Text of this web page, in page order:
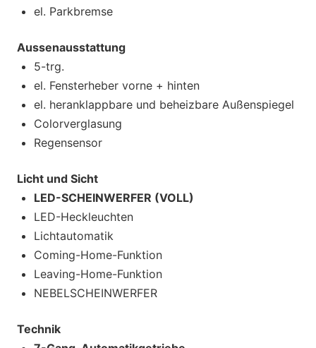
el. Parkbremse
Aussenausstattung
5-trg.
el. Fensterheber vorne + hinten
el. heranklappbare und beheizbare Außenspiegel
Colorverglasung
Regensensor
Licht und Sicht
LED-SCHEINWERFER (VOLL)
LED-Heckleuchten
Lichtautomatik
Coming-Home-Funktion
Leaving-Home-Funktion
NEBELSCHEINWERFER
Technik